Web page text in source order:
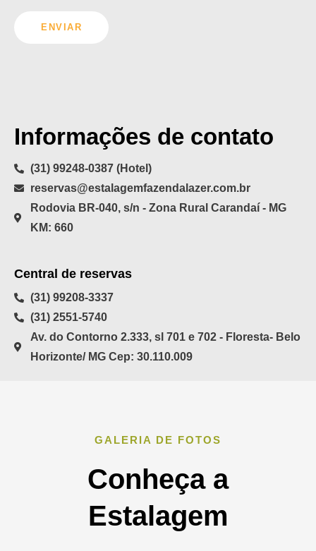
Informações de contato
(31) 99248-0387 (Hotel)
reservas@estalagemfazendalazer.com.br
Rodovia BR-040, s/n - Zona Rural Carandaí - MG
KM: 660
Central de reservas
(31) 99208-3337
(31) 2551-5740
Av. do Contorno 2.333, sl 701 e 702 - Floresta- Belo
Horizonte/ MG Cep: 30.110.009
ENVIAR
GALERIA DE FOTOS
Conheça a
Estalagem